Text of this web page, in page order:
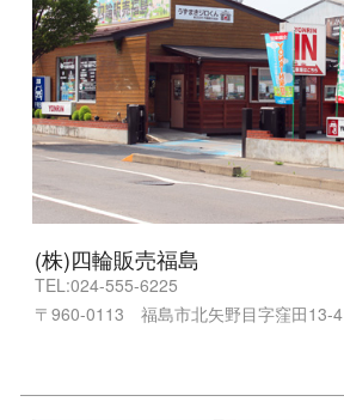
(株)四輪販売福島
TEL:024-555-6225
〒960-0113 福島市北矢野目字窪田13-4